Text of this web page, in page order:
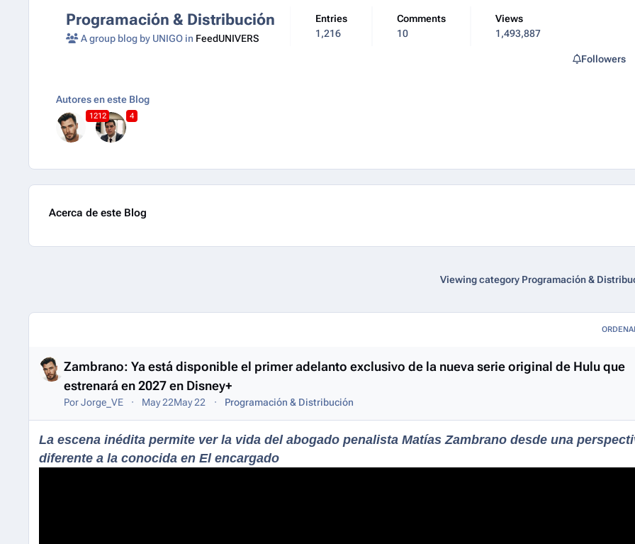
Programación & Distribución
A group blog by UNIGO in FeedUNIVERS
Entries
1,216
Comments
10
Views
1,493,887
Followers
Autores en este Blog
1212 4
Acerca de este Blog
Viewing category Programación &
Entries in this blog
Zambrano: Ya está disponible el primer adelanto exclusivo de la nueva serie original de Hulu que
estrenará en 2027 en Disney+
PorJorge_VE May 22May 22 Programación & Distribución
La escena inédita permite ver la vida del abogado penalista Matías Zambrano desde una
diferente a la conocida en El encargado